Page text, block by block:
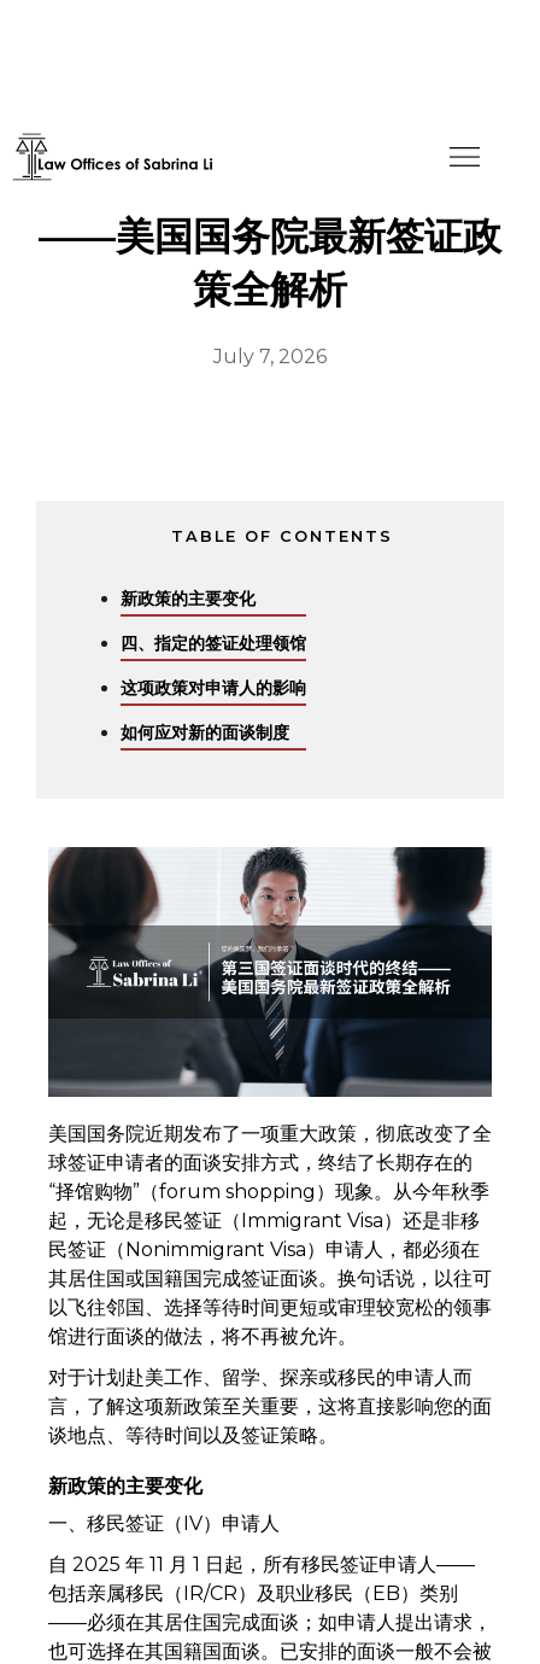
第三国签证面谈时代的终结
——美国国务院最新签证政
策全解析
July 7, 2026
TABLE OF CONTENTS
新政策的主要变化
四、指定的签证处理领馆
这项政策对申请人的影响
如何应对新的面谈制度
美国国务院近期发布了一项重大政策，彻底改变了全
球签证申请者的面谈安排方式，终结了长期存在的
“择馆购物”（forum shopping）现象。从今年秋季
起，无论是移民签证（Immigrant Visa）还是非移
民签证（Nonimmigrant Visa）申请人，都必须在
其居住国或国籍国完成签证面谈。换句话说，以往可
以飞往邻国、选择等待时间更短或审理较宽松的领事
馆进行面谈的做法，将不再被允许。
对于计划赴美工作、留学、探亲或移民的申请人而
言，了解这项新政策至关重要，这将直接影响您的面
谈地点、等待时间以及签证策略。
新政策的主要变化
一、移民签证（IV）申请人
自 2025 年 11 月 1 日起，所有移民签证申请人——
包括亲属移民（IR/CR）及职业移民（EB）类别
——必须在其居住国完成面谈；如申请人提出请求，
也可选择在其国籍国面谈。已安排的面谈一般不会被